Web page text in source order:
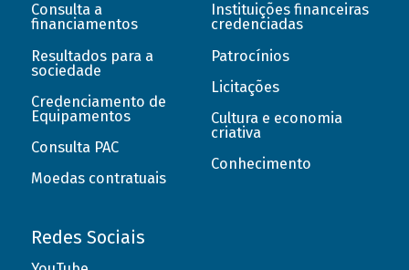
Consulta a
financiamentos
Resultados para a
sociedade
Credenciamento de
Equipamentos
Consulta PAC
Moedas contratuais
Instituições financeiras
credenciadas
Patrocínios
Licitações
Cultura e economia
criativa
Conhecimento
Redes Sociais